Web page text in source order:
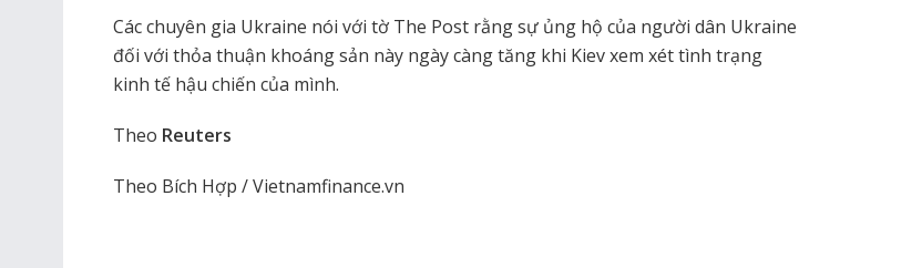
Các chuyên gia Ukraine nói với tờ The Post rằng sự ủng hộ của người dân Ukraine
đối với thỏa thuận khoáng sản này ngày càng tăng khi Kiev xem xét tình trạng
kinh tế hậu chiến của mình.
Theo Reuters
Theo Bích Hợp / Vietnamfinance.vn